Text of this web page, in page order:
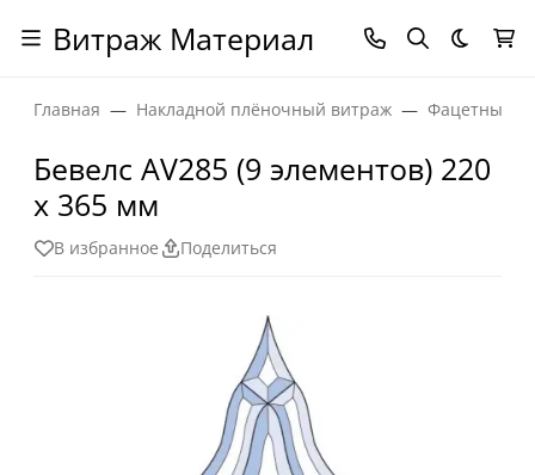
Витраж Материал Темная
Главная Накладной плёночный витраж Фацетные
Бевелс AV285 (9 элементов) 220
х 365 мм
В избранное Поделиться